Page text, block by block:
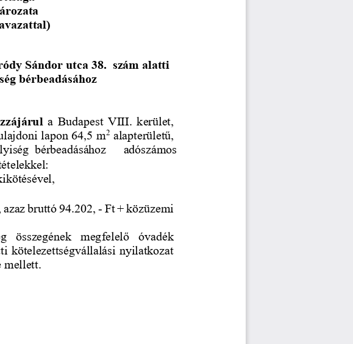
Sándor utca 38.  szám alatti
bérbeadásához
a  Budapest  VIII.  kerület,
lapon 64,5 m2 alapterületű,
bérbeadásához
adószámos
, azaz bruttó 94.202, - Ft + közüzemi
összegének  megfelelő  óvadék
kötelezettségvállalási nyilatkozat
mellett.